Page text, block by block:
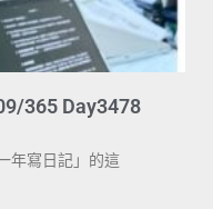
365 Day3478
年寫日記」的這